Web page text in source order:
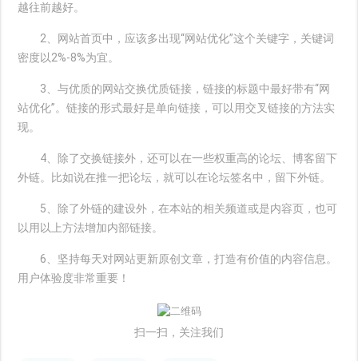
越往前越好。
2、网站首页中，应该多出现“网站优化”这个关键字，关键词
密度以2%-8%为宜。
3、与优质的网站交换优质链接，链接的标题中最好带有“网
站优化”。链接的形式最好是单向链接，可以用交叉链接的方法实
现。
4、除了交换链接外，还可以在一些权重高的论坛、博客留下
外链。比如说在推一把论坛，就可以在论坛签名中，留下外链。
5、除了外链的建设外，在本站的相关频道或是内容页，也可
以用以上方法增加内部链接。
6、坚持每天对网站更新原创文章，打造有价值的内容信息。
用户体验度非常重要！
扫一扫，关注我们